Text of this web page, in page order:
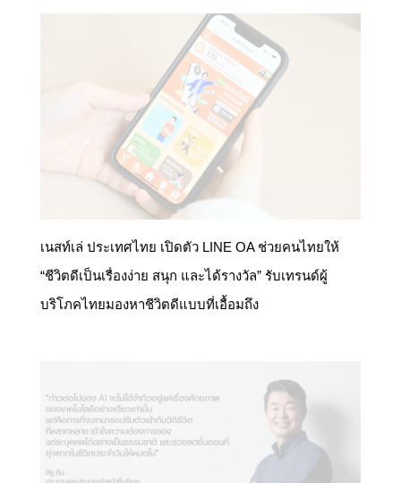
เนสท์เล่ ประเทศไทย เปิดตัว LINE OA ช่วยคนไทยให้
“ชีวิตดีเป็นเรื่องง่าย สนุก และได้รางวัล” รับเทรนด์ผู้
บริโภคไทยมองหาชีวิตดีแบบที่เอื้อมถึง